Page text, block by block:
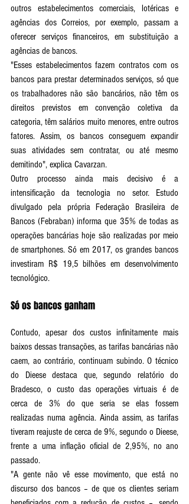
outros estabelecimentos comerciais, lotéricas e
agências dos Correios, por exemplo, passam a
oferecer serviços financeiros, em substituição a
agências de bancos.
"Esses estabelecimentos fazem contratos com os
bancos para prestar determinados serviços, só que
os trabalhadores não são bancários, não têm os
direitos previstos em convenção coletiva da
categoria, têm salários muito menores, entre outros
fatores. Assim, os bancos conseguem expandir
suas atividades sem contratar, ou até mesmo
demitindo", explica Cavarzan.
Outro processo ainda mais decisivo é a
intensificação da tecnologia no setor. Estudo
divulgado pela própria Federação Brasileira de
Bancos (Febraban) informa que 35% de todas as
operações bancárias hoje são realizadas por meio
de smartphones. Só em 2017, os grandes bancos
investiram R$ 19,5 bilhões em desenvolvimento
tecnológico.
Só os bancos ganham
Contudo, apesar dos custos infinitamente mais
baixos dessas transações, as tarifas bancárias não
caem, ao contrário, continuam subindo. O técnico
do Dieese destaca que, segundo relatório do
Bradesco, o custo das operações virtuais é de
cerca de 3% do que seria se elas fossem
realizadas numa agência. Ainda assim, as tarifas
tiveram reajuste de cerca de 9%, segundo o Dieese,
frente a uma inflação oficial de 2,95%, no ano
passado.
"A gente não vê esse movimento, que está no
discurso dos bancos – de que os clientes seriam